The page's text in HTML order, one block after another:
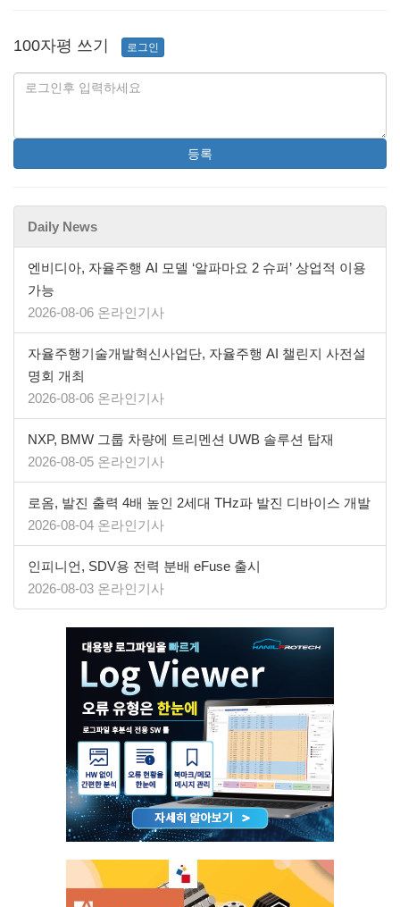
100자평 쓰기 로그인
등록
Daily News
엔비디아, 자율주행 AI 모델 ‘알파마요 2 슈퍼’ 상업적 이용
가능
2026-08-06 온라인기사
자율주행기술개발혁신사업단, 자율주행 AI 챌린지 사전설
명회 개최
2026-08-06 온라인기사
NXP, BMW 그룹 차량에 트리멘션 UWB 솔루션 탑재
2026-08-05 온라인기사
로옴, 발진 출력 4배 높인 2세대 THz파 발진 디바이스 개발
2026-08-04 온라인기사
인피니언, SDV용 전력 분배 eFuse 출시
2026-08-03 온라인기사